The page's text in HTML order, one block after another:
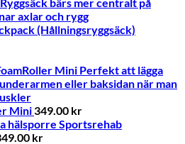
(Hållningsryggsäck)
Mini349.00 kr
kr